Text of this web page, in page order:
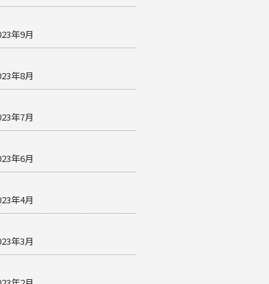
年9月
年8月
年7月
年6月
年4月
年3月